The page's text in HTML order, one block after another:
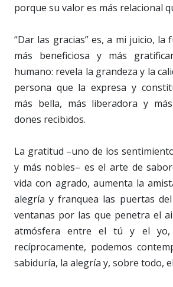
porque su valor es más relacional
“Dar las gracias” es, a mi juicio, la
más beneficiosa y más
humano: revela la grandeza y la
persona que la expresa y
más bella, más liberadora y
dones recibidos.
La gratitud –uno de los
y más nobles– es el arte de
vida con agrado, aumenta la
alegría y franquea las puertas
ventanas por las que penetra el
atmósfera entre el tú y el
recíprocamente, podemos
sabiduría, la alegría y, sobre todo,